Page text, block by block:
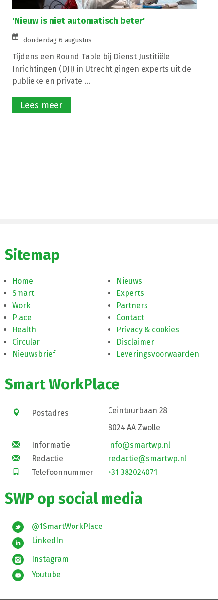
'Nieuw is niet automatisch beter'
donderdag 6 augustus
Tijdens een Round Table bij Dienst Justitiële
Inrichtingen (DJI) in Utrecht gingen experts uit de
publieke en private ...
Lees meer
Sitemap
Home
Smart
Work
Place
Health
Circular
Nieuwsbrief
Nieuws
Experts
Partners
Contact
Privacy & cookies
Disclaimer
Leveringsvoorwaarden
Smart WorkPlace
Postadres
Ceintuurbaan 28
8024 AA Zwolle
Informatie
info@smartwp.nl
Redactie
redactie@smartwp.nl
Telefoonnummer
+31 382024071
SWP op social media
@1SmartWorkPlace
LinkedIn
Instagram
Youtube